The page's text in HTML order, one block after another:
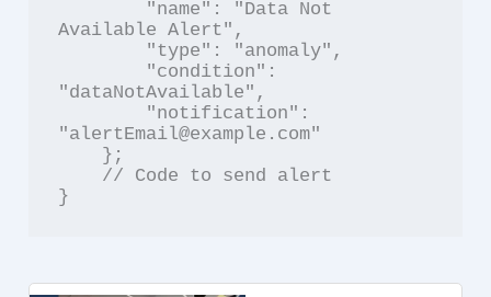
Available Alert",
"dataNotAvailable",
"alertEmail@example.com"